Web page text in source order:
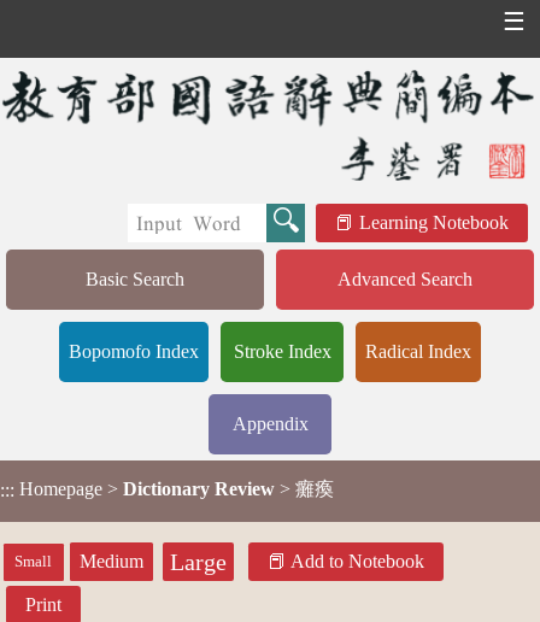
☰
Learning Notebook
Basic Search Advanced Search
Bopomofo Index Stroke Index Radical Index
Appendix
::: Homepage > Dictionary Review > 癱瘓
Small Medium Large Add to Notebook
Print